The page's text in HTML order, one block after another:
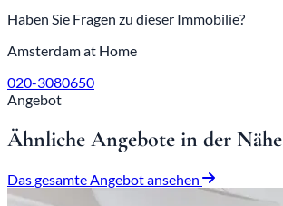
Haben Sie Fragen zu dieser Immobilie?
Amsterdam at Home
020-3080650
Angebot
Ähnliche Angebote in der Nähe
Das gesamte Angebot ansehen